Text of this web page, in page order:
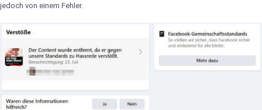
jedoch von einem Fehler.